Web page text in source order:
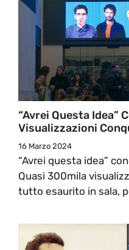
“Avrei Questa Idea”
Visualizzazioni
16 Marzo 2024
“Avrei questa idea”
Quasi 300mila
tutto esaurito in sala,